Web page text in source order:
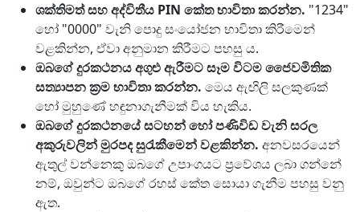
ශක්තිමත් සහ අද්විතීය PIN කේත භාවිතා කරන්න. "1234"
හෝ "0000" වැනි පොදු සංයෝජන භාවිතා කිරීමෙන්
වළකින්න, ඒවා අනුමාන කිරීමට පහසු ය.
ඔබගේ දුරකථනය අගුළු ඇරීමට සෑම විටම ජෛවමිතික
සත්‍යාපන ක්‍රම භාවිතා කරන්න. මෙය ඇඟිලි සලකුණක්
හෝ මුහුණේ හඳුනාගැනීමක් විය හැකිය.
ඔබගේ දුරකථනයේ සටහන් හෝ පණිවිඩ වැනි සරල
අකුරුවලින් මුරපද සුරැකීමෙන් වළකින්න. අනවසරයෙන්
ඇතුල් වන්නෙකු ඔබගේ උපාංගයට ප්‍රවේශය ලබා ගන්නේ
නම්, ඔවුන්ට ඔබගේ රහස් කේත සොයා ගැනීම පහසු වනු
ඇත.